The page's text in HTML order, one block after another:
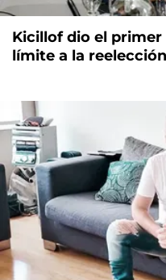
Kicillof dio el primer
límite a la